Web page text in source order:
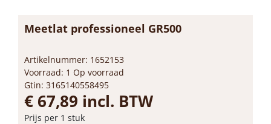
Meetlat professioneel GR500
Artikelnummer: 1652153
Voorraad: 1 Op voorraad
Gtin: 3165140558495
€ 67,89 incl. BTW
Prijs per 1 stuk